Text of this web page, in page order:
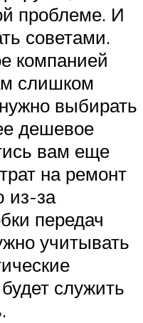
проблеме. И
советами.
компанией
слишком
выбирать
дешевое
вам еще
на ремонт
из-за
передач
учитывать
служить